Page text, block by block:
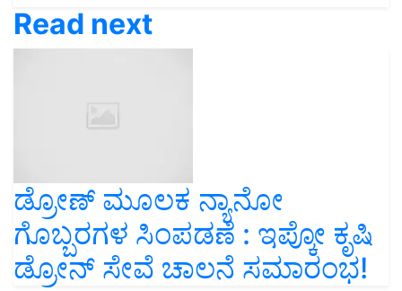
Read next
ಡ್ರೋಣ್ ಮೂಲಕ ನ್ಯಾನೋ
ಗೊಬ್ಬರಗಳ ಸಿಂಪಡಣೆ : ಇಪ್ಕೋ ಕೃಷಿ
ಡ್ರೋನ್ ಸೇವೆ ಚಾಲನೆ ಸಮಾರಂಭ!